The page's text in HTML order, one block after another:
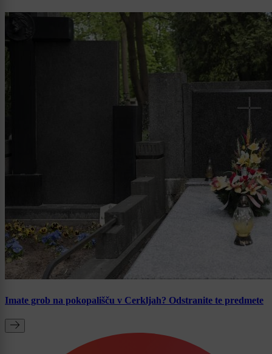
Imate grob na pokopališču v Cerkljah? Odstranite te predmete